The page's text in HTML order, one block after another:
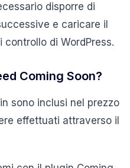
disporre di
e caricare il
di WordPress.
Coming Soon?
sono inclusi nel prezzo
effettuati attraverso il